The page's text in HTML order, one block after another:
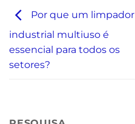
Por que um limpador
industrial multiuso é
essencial para todos os
setores?